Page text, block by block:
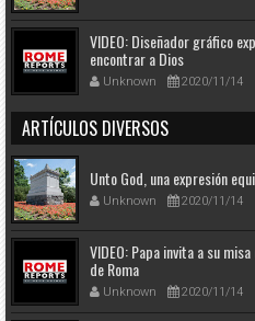
VIDEO: Diseñador gráfico
encontrar a Dios
Unknown 2020/11/14
ARTÍCULOS DIVERSOS
Unto God, una expresión
Unknown 2020/11/14
VIDEO: Papa invita a su
de Roma
Unknown 2020/11/14